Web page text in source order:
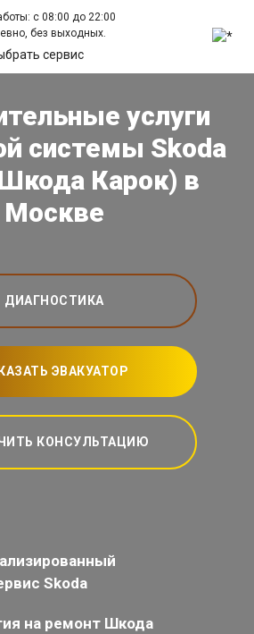
с 08:00 до 22:00
без выходных.
сервис
услуги
системы Skoda
Карок) в
Москве
ДИАГНОСТИКА
ЭВАКУАТОР
КОНСУЛЬТАЦИЮ
Skoda
на ремонт Шкода